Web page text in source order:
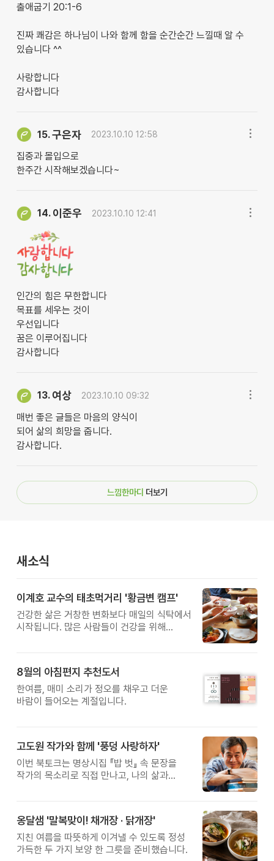
출애굽기 20:1-6
진짜 쾌감은 하나님이 나와 함께 함을 순간순간 느낄때 알 수
있습니다 ^^
사랑합니다
감사합니다
15.구은자 2023.10.10 12:58
집중과 몰입으로
한주간 시작해보겠습니다~
14. 이준우 2023.10.10 12:41
인간의 힘은 무한합니다
목표를 세우는 것이
우선입니다
꿈은 이루어집니다
감사합니다
13. 여상 2023.10.10 09:32
매번 좋은 글들은 마음의 양식이
되어 삶의 희망을 줍니다.
감사합니다.
느낌한마디 더보기
새소식
이계호 교수의 태초먹거리 '황금변 캠프'
건강한 삶은 거창한 변화보다 매일의 식탁에서
시작됩니다. 많은 사람들이 건강을 위해
받은 이계호 교수와 함께하는 태초먹거리
황금변 캠프
8월의 아침편지 추천도서
한여름, 매미 소리가 정오를 채우고 더운
바람이 들어오는 계절입니다.
고도원 작가와 함께 '풍덩 사랑하자'
이번 북토크는 명상시집 『밥 벗』 속 문장을
작가의 목소리로 직접 만나고, 나의 삶과
옹달샘 '말복맞이! 채개장 · 닭개장'
지친 여름을 따뜻하게 이겨낼 수 있도록 정성
가득한 두 가지 보양 한 그릇을 준비했습니다.